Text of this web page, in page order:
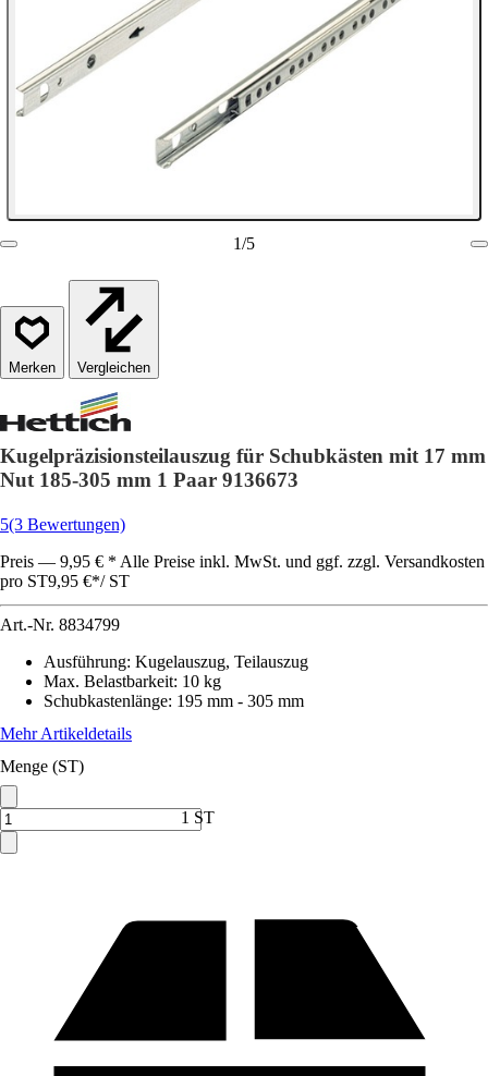
1/5
Vergleichen
Kugelpräzisionsteilauszug für Schubkästen mit 17 mm
Nut 185-305 mm 1 Paar 9136673
5(3 Bewertungen)
Preis — 9,95 € * Alle Preise inkl. MwSt. und ggf. zzgl. Versandkosten
pro ST9,95 €*/ ST
Art.-Nr. 8834799
Ausführung: Kugelauszug, Teilauszug
Max. Belastbarkeit: 10 kg
Schubkastenlänge: 195 mm - 305 mm
Mehr Artikeldetails
Menge (ST)
1 ST